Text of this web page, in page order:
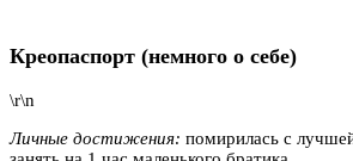
Креопаспорт (немного о себе)
\r\n
Личные достижения: помирилась с